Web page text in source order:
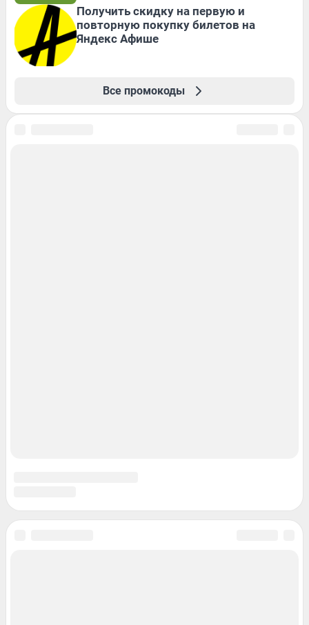
Получить скидку на первую и
повторную покупку билетов на
Яндекс Афише
Все промокоды